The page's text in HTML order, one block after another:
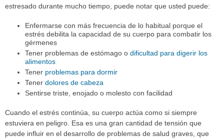
estresado durante mucho tiempo, puede notar que usted puede:
Enfermarse con más frecuencia de lo habitual porque el
estrés debilita la capacidad de su cuerpo para combatir los
gérmenes
Tener problemas de estómago o dificultad para digerir los
alimentos
Tener problemas para dormir
Tener dolores de cabeza
Sentirse triste, enojado o molesto con facilidad
Cuando el estrés continúa, su cuerpo actúa como si siempre
estuviera en peligro. Esa es una gran cantidad de tensión que
puede influir en el desarrollo de problemas de salud graves, que